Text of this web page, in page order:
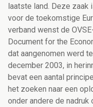
laatste land. Deze
voor de toekomstige
verband wenst de
Document for the
dat aangenomen werd
december 2003, in
bevat een aantal
het zoeken naar een
onder andere de